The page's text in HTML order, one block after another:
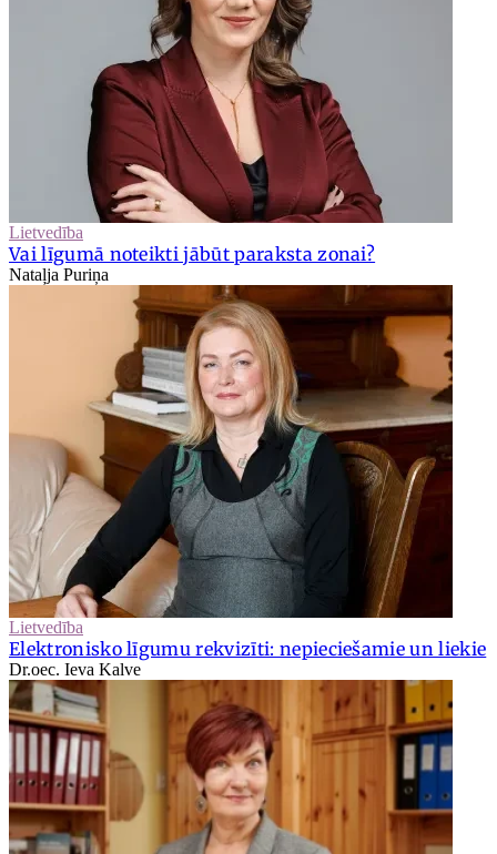
Lietvedība
Vai līgumā noteikti jābūt paraksta zonai?
Nataļja Puriņa
Lietvedība
Elektronisko līgumu rekvizīti: nepieciešamie un liekie
Dr.oec. Ieva Kalve